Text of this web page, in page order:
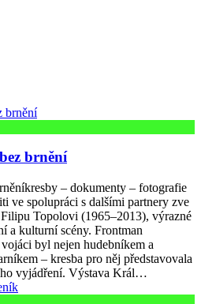
brnění
– dokumenty – fotografie
ve spolupráci s dalšími partnery zve
Topolovi (1965–2013), výrazné
a kulturní scény. Frontman
byl nejen hudebníkem a
– kresba pro něj představovala
vyjádření. Výstava Král…